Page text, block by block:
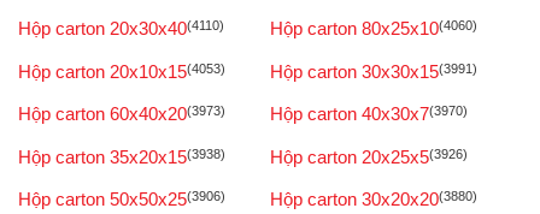
Hộp carton 20x30x40(4110) Hộp carton 80x25x10(4060)
Hộp carton 20x10x15(4053) Hộp carton 30x30x15(3991)
Hộp carton 60x40x20(3973) Hộp carton 40x30x7(3970)
Hộp carton 35x20x15(3938) Hộp carton 20x25x5(3926)
Hộp carton 50x50x25(3906) Hộp carton 30x20x20(3880)